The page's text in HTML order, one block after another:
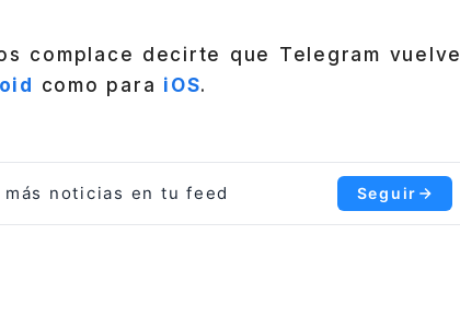
complace decirte que Telegram vuelve
como para iOS.
noticias en tu feed Seguir